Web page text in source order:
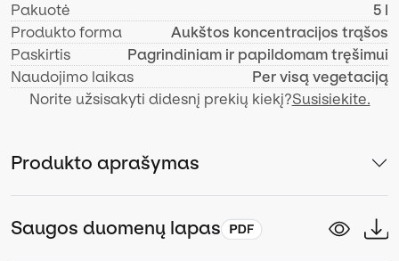
Pakuotė
5 l
Produkto forma
Aukštos koncentracijos trąšos
Paskirtis
Pagrindiniam ir papildomam tręšimui
Naudojimo laikas
Per visą vegetaciją
Norite užsisakyti didesnį prekių kiekį?Susisiekite.
Produkto aprašymas
Saugos duomenų lapas